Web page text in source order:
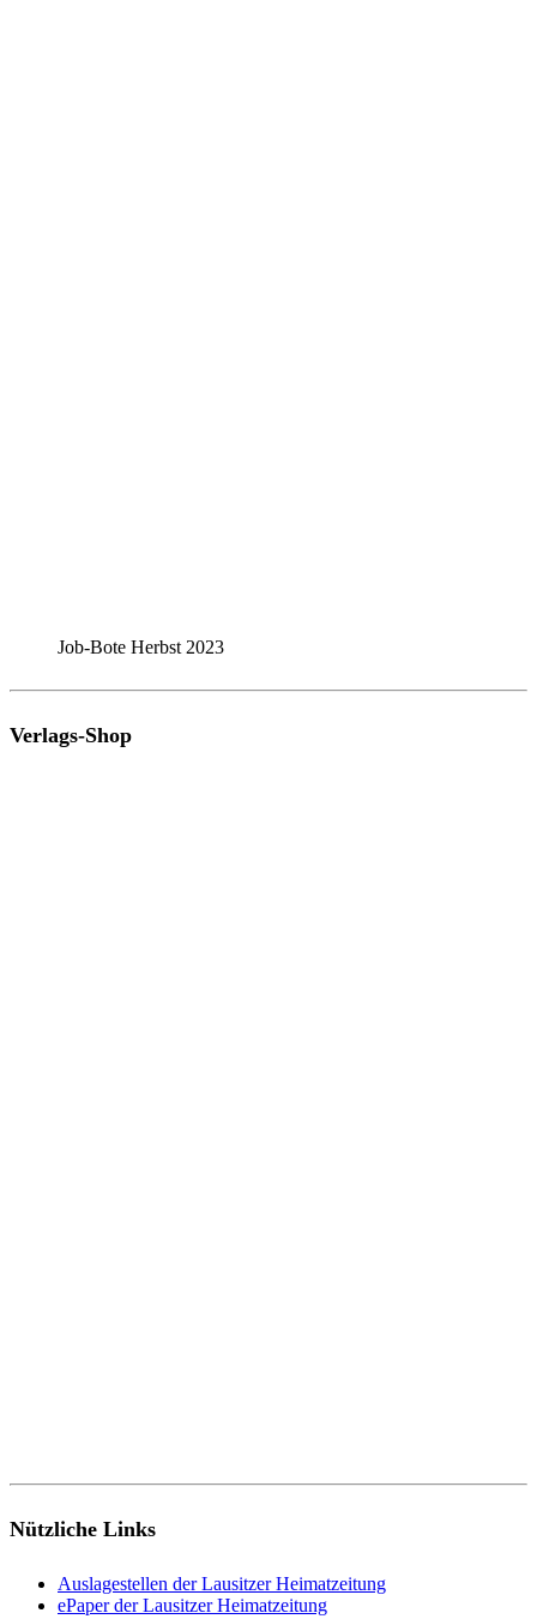
Job-Bote Herbst 2023
Verlags-Shop
Nützliche Links
Auslagestellen der Lausitzer Heimatzeitung
ePaper der Lausitzer Heimatzeitung